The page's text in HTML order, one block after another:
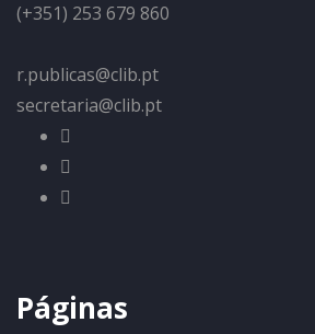
(+351) 253 679 860
r.publicas@clib.pt
secretaria@clib.pt
Páginas